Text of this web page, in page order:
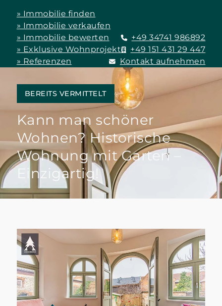
» Immobilie finden
» Immobilie verkaufen
» Immobilie bewerten
» Exklusive Wohnprojekte
» Referenzen
+49 34741 986892
+49 151 431 29 447
Kontakt aufnehmen
BEREITS VERMITTELT
Kann man schöner
Wohnen? Historische
Wohnung mit Garten –
Einzigartig!